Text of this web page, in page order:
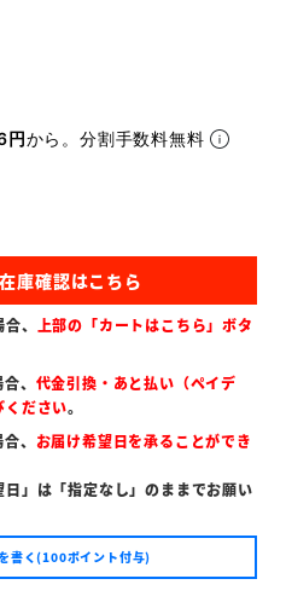
円から。分割手数料無料
、 上部の「カートはこちら」ボタ
、 代金引換・あと払い（ペイデ
ください。
、 お届け希望日を承ることができ
日」は「指定なし」のままでお願い
書く(100ポイント付与)